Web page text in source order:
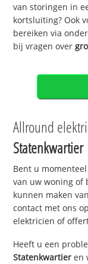
van storingen in
kortsluiting? Ook
bereiken via
bij vragen over
Allround
Statenkwartier
Bent u
van uw woning of
kunnen maken
contact met ons
elektricien of
Heeft u een
Statenkwartier en